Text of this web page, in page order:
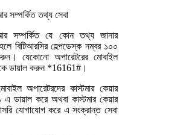
তথ্য সেবা
সম্পর্কিত যে কোন তথ্য জানার
বিটিআরসির হেল্পডেস্ক নম্বর ১০০
যেকোনো অপারেটরের মোবাইল
ডায়াল করুন *16161#।
অপারেটরদের কাস্টমার কেয়ার
ডায়াল করে অথবা কাস্টমার কেয়ার
যোগাযোগ করে এ সংক্রান্ত সেবা